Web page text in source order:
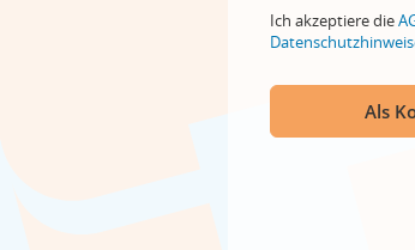
Ich akzeptiere die
Als